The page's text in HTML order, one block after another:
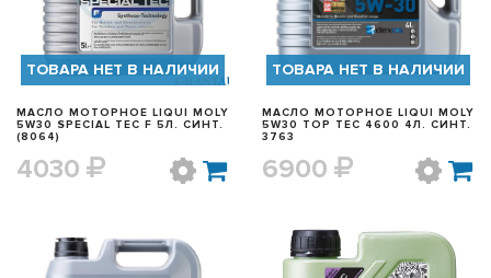
ТОВАРА НЕТ В НАЛИЧИИ
МАСЛО МОТОРНОЕ LIQUI MOLY
5W30 SPECIAL TEC F 5Л. СИНТ.
(8064)
4030
ТОВАРА НЕТ В НАЛИЧИИ
МАСЛО МОТОРНОЕ LIQUI MOLY
5W30 TOP TEC 4600 4Л. СИНТ.
3763
6900